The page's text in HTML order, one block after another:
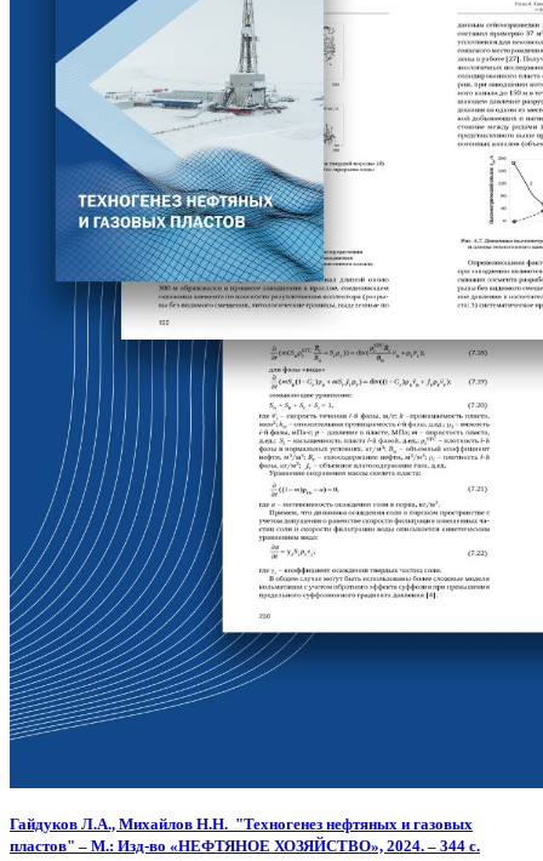
Гайдуков Л.А., Михайлов Н.Н. "Техногенез нефтяных и газовых
пластов" – М.: Изд-во «НЕФТЯНОЕ ХОЗЯЙСТВО», 2024. – 344 с.